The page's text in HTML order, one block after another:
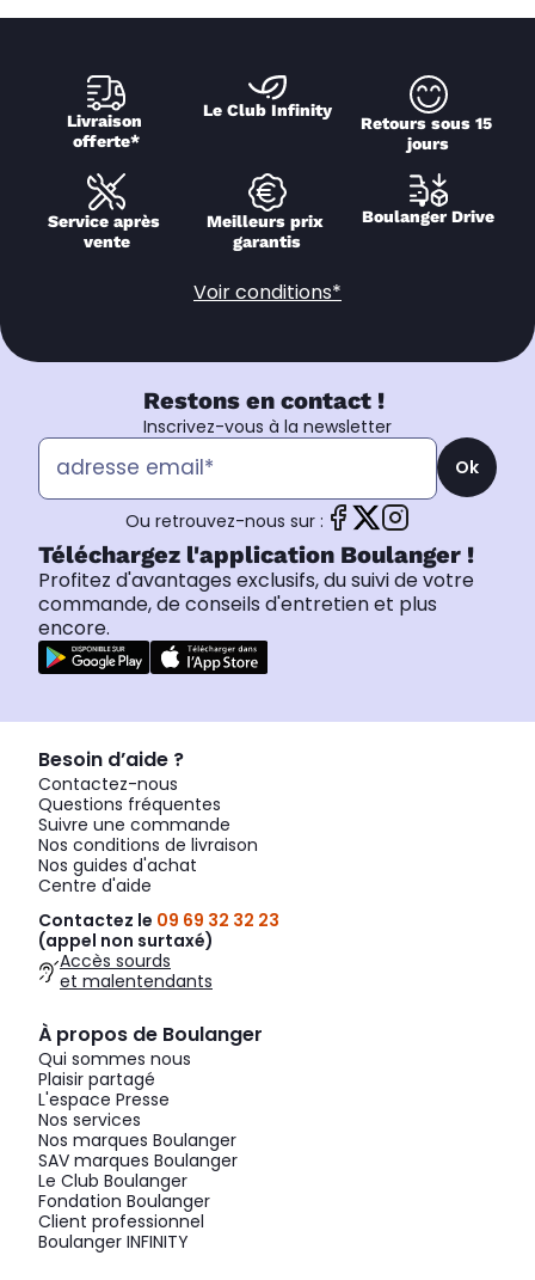
Livraison
offerte*
Le Club Infinity
Retours sous 15
jours
Service après
vente
Meilleurs prix
garantis
Boulanger Drive
Voir conditions*
Restons en contact !
Inscrivez-vous à la newsletter
Ok
Ou retrouvez-nous sur :
Téléchargez l'application Boulanger !
Profitez d'avantages exclusifs, du suivi de votre
commande, de conseils d'entretien et plus
encore.
Besoin d’aide ?
Contactez-nous
Questions fréquentes
Suivre une commande
Nos conditions de livraison
Nos guides d'achat
Centre d'aide
Contactez le 09 69 32 32 23
(appel non surtaxé)
Accès sourds
et malentendants
À propos de Boulanger
Qui sommes nous
Plaisir partagé
L'espace Presse
Nos services
Nos marques Boulanger
SAV marques Boulanger
Le Club Boulanger
Fondation Boulanger
Client professionnel
Boulanger INFINITY